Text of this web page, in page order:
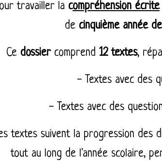
travailler la compréhension écrite
de cinquième année
Ce dossiercomprend 12 textes,
- Textes avec des
- Textes avec des
textes suivent la progression des
tout au long de l'année scolaire,